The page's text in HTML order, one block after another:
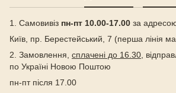
1. Самовивіз пн-пт 10.00-17.00 за
Київ, пр. Берестейський, 7 (перша лінія
2. Замовлення, сплачені до 16.30,
по Україні Новою Поштою
пн-пт після 17.00